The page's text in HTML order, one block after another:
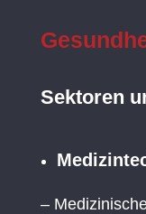
Sektoren
–